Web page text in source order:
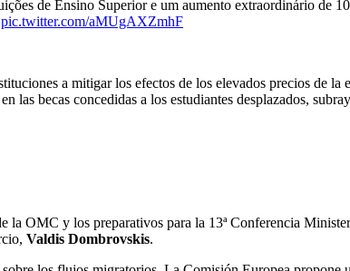
de Ensino Superior e um aumento extraordinário de
pic.twitter.com/aMUgAXZmhF
a mitigar los efectos de los elevados precios de
las becas concedidas a los estudiantes desplazados,
la OMC y los preparativos para la 13ª Conferencia
Valdis Dombrovskis.